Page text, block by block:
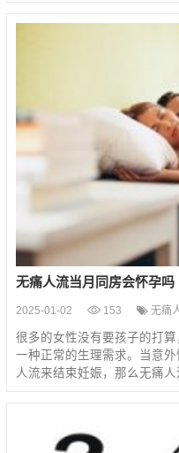
无痛人流当月同房会怀孕吗
2025-01-02 153 无痛
很多的女性没有要孩子的打
一种正常的生理需求。当意
人流来结束妊娠，那么无痛